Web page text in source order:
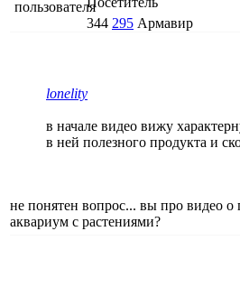
344 295 Армавир
lonelity
в начале видео вижу
в ней полезного продукта и
не понятен вопрос... вы про видео о
аквариум с растениями?